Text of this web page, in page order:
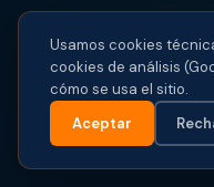
Usamos cookies
cookies de análisis
cómo se usa el sitio.
Aceptar